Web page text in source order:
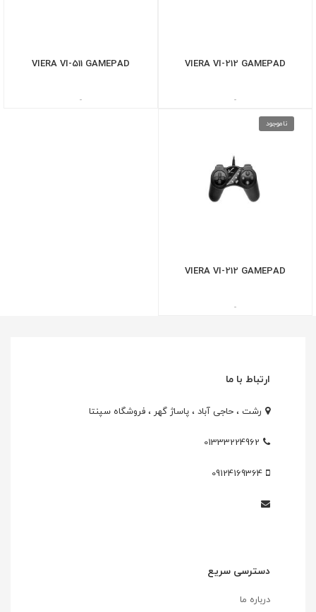
VIERA VI-212 GAMEPAD
-
VIERA VI-511 GAMEPAD
-
ناموجود
VIERA VI-212 GAMEPAD
-
ارتباط با ما
رشت ، حاجی آباد ، پاساژ گهر ، فروشگاه سپنتا
01333224962
09124169364
دسترسی سریع
درباره ما